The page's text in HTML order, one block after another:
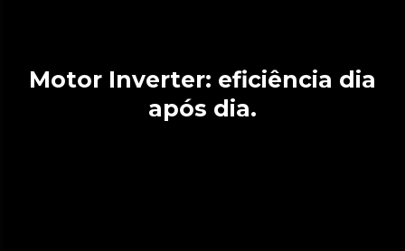
Motor Inverter: eficiência dia
após dia.